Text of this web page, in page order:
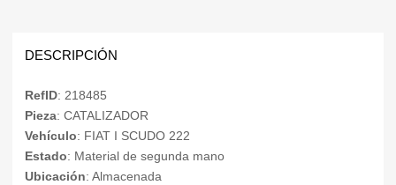
DESCRIPCIÓN
RefID: 218485
Pieza: CATALIZADOR
Vehículo: FIAT I SCUDO 222
Estado: Material de segunda mano
Ubicación: Almacenada